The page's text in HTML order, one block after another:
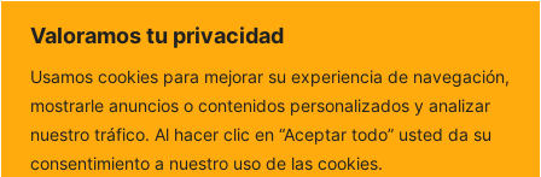
Valoramos tu privacidad
Usamos cookies para mejorar su experiencia de navegación,
mostrarle anuncios o contenidos personalizados y analizar
nuestro tráfico. Al hacer clic en “Aceptar todo” usted da su
consentimiento a nuestro uso de las cookies.
DUNAS FM
Tu informacion de forma cercana
Inicio FUERTEVENTURA
El CAAF comunica un corte
programado de suministro debido a las obras...
EL CAAF COMUNICA UN